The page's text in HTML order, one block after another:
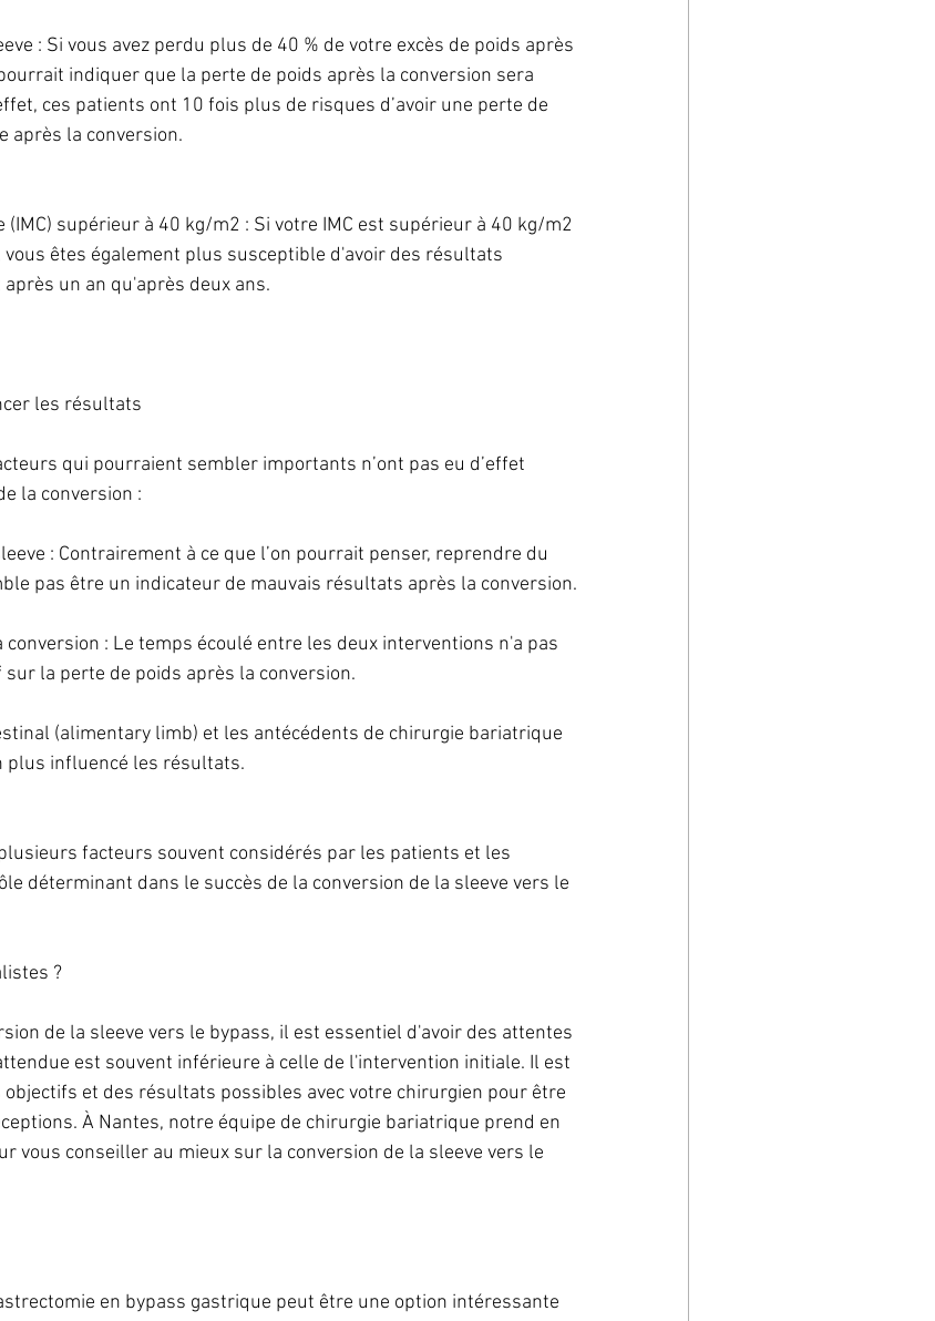
: Si vous avez perdu plus de 40 % de votre excès de poids après
indiquer que la perte de poids après la conversion sera
ces patients ont 10 fois plus de risques d’avoir une perte de
après la conversion.
(IMC) supérieur à 40 kg/m2 : Si votre IMC est supérieur à 40 kg/m2
vous êtes également plus susceptible d'avoir des résultats
un an qu'après deux ans.
les résultats
qui pourraient sembler importants n’ont pas eu d’effet
la conversion :
: Contrairement à ce que l’on pourrait penser, reprendre du
pas être un indicateur de mauvais résultats après la conversion.
: Le temps écoulé entre les deux interventions n'a pas
la perte de poids après la conversion.
(alimentary limb) et les antécédents de chirurgie bariatrique
plus influencé les résultats.
facteurs souvent considérés par les patients et les
déterminant dans le succès de la conversion de la sleeve vers le
?
de la sleeve vers le bypass, il est essentiel d'avoir des attentes
est souvent inférieure à celle de l'intervention initiale. Il est
et des résultats possibles avec votre chirurgien pour être
À Nantes, notre équipe de chirurgie bariatrique prend en
vous conseiller au mieux sur la conversion de la sleeve vers le
en bypass gastrique peut être une option intéressante